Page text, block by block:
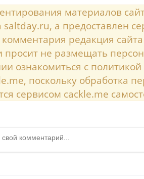
материалов
saltday.ru, а предоставлен
редакция
просит не размещать
ознакомиться с
поскольку обработка
сервисом cackle.me